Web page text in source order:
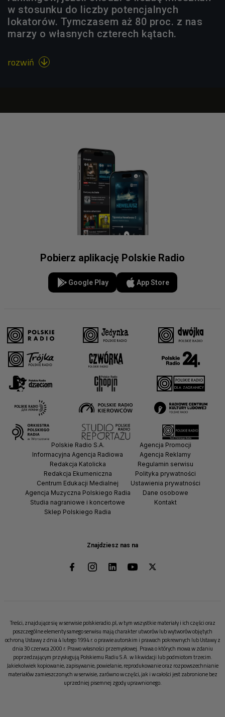
w stosunku do liczby potencjalnych
lokatorów. Tymczasem aż 80 proc. z nas
marzy o własnych czterech kątach.
rozwiń 
Pobierz aplikację Polskie Radio
Google Play App Store
Znajdziesz nas na
Polskie Radio S.A.
Informacyjna Agencja Radiowa
Redakcja Katolicka
Redakcja Ekumeniczna
Centrum Edukacji Medialnej
Agencja Muzyczna Polskiego Radia
Studia nagraniowe i koncertowe
Sklep Polskiego Radia
Agencja Promocji
Agencja Reklamy
Regulamin serwisu
Polityka prywatności
Ustawienia prywatności
Dane osobowe
Kontakt
Treści, znajdujące się w serwisie polskieradio.pl, w tym wszystkie materiały i ich części oraz
poszczególne elementy samego serwisu mają charakter utworów lub wytworów objętych
ochroną Ustawy z dnia 4 lutego 1994 r. o prawie autorskim i prawach pokrewnych lub Ustawy z
dnia 30 czerwca 2000 r. Prawo własności przemysłowej. Prawa o których mowa w zdaniu
poprzedzającym przysługują Polskiemu Radiu S.A. w likwidacji lub podmiotom trzecim.
Jakiekolwiek kopiowanie, zapisywanie, powielanie, reprodukowanie oraz rozpowszechnianie
materiałów zamieszczonych w serwisie, zarówno w części, jak i w całości jest zabronione bez
uprzedniej pisemnej zgody uprawnionego.